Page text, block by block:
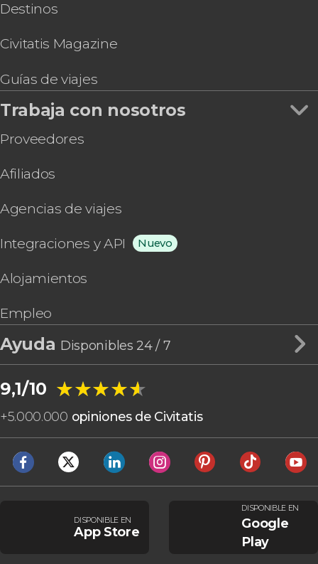
Destinos
Civitatis Magazine
Guías de viajes
Trabaja con nosotros
Proveedores
Afiliados
Agencias de viajes
Integraciones y API Nuevo
Alojamientos
Empleo
Ayuda Disponibles 24 / 7
9,1/10 ★★★★★
★★★★★
+5.000.000 opiniones de Civitatis
DISPONIBLE EN
App Store
DISPONIBLE EN
Google
Play